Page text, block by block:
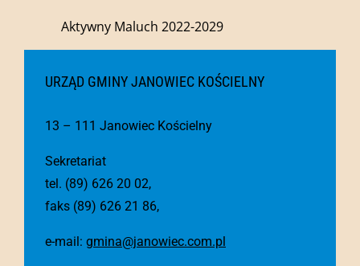
Aktywny Maluch 2022-2029
URZĄD GMINY JANOWIEC KOŚCIELNY
13 – 111 Janowiec Kościelny
Sekretariat
tel. (89) 626 20 02,
faks (89) 626 21 86,
e-mail: gmina@janowiec.com.pl